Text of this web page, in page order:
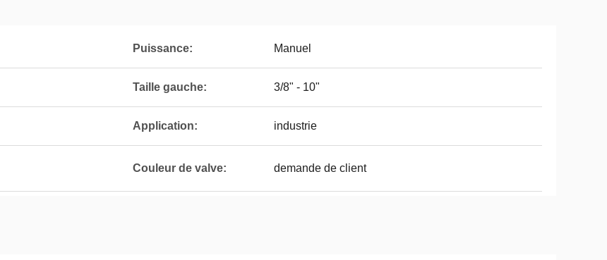
Puissance: Manuel
Taille gauche: 3/8" - 10"
Application: industrie
Couleur de valve: demande de client